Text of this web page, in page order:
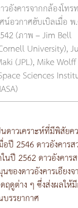
วอังคารจากกล้องโทร
น์อวกาศฮับเบิลเมื่อ พ
(ภาพ – Jim Bell
University),
(JPL), Mike Wolff
Sciences
ดาวเคราะห์ที่มีพิสัยค
ปี 2546 ดาวอังคารส
ปี 2562 ดาวอังคาร
องดาวอังคารเอียงจ
ฤดูต่าง ๆ ซึ่งส่งผลให้
บรรยากาศ